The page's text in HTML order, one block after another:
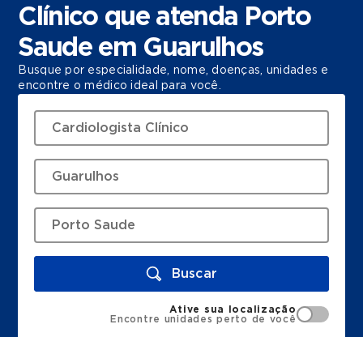
Clínico que atenda Porto
Saude em Guarulhos
Busque por especialidade, nome, doenças, unidades e
encontre o médico ideal para você.
Buscar
Ative sua localização
Encontre unidades perto de você